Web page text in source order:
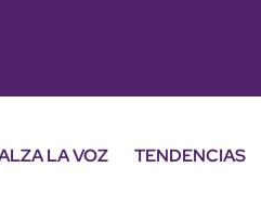
LA VOZ TENDENCIAS